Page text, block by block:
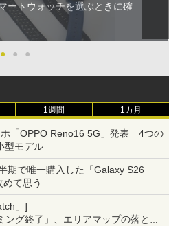
ートウォッチを選ぶときに確
● ● ●
1週間 1カ月
「OPPO Reno16 5G」発表 4つの
型モデル
期で唯一購入した「Galaxy S26
て思う
」]
ング終了」、エリアマップの落とし